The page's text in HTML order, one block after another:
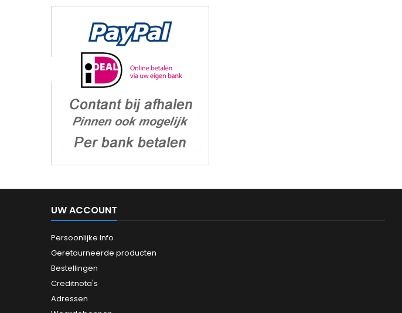
UW ACCOUNT
Persoonlijke Info
Geretourneerde producten
Bestellingen
Creditnota's
Adressen